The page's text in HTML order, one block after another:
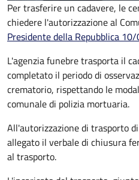
Per trasferire un cadavere, le
chiedere l'autorizzazione al
Presidente della Repubblica
L'agenzia funebre trasporta il
completato il periodo di
crematorio, rispettando le
comunale di polizia mortuaria.
All'autorizzazione di trasporto
allegato il verbale di chiusura
al trasporto.